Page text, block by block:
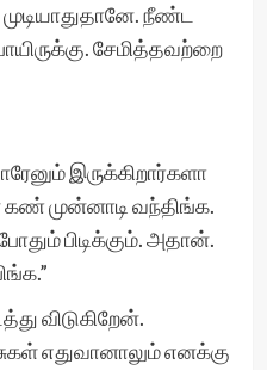
நீண்ட
சேமித்தவற்றை
இருக்கிறார்களா
முன்னாடி வந்திங்க.
பிடிக்கும். அதான்.
விடுகிறேன்.
எதுவானாலும் எனக்கு